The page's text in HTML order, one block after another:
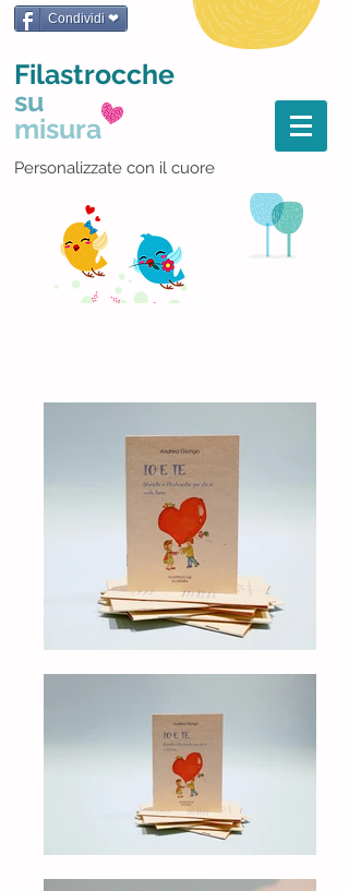
Condividi ❤
Filastrocche
su
misura
Personalizzate con il cuore